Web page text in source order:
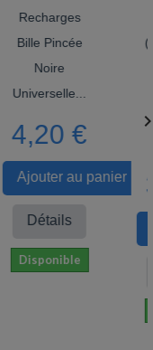
Recharges
Bille Pincée
Noire
Universelle...
4,20 €
Ajouter au panier
Détails
Disponible